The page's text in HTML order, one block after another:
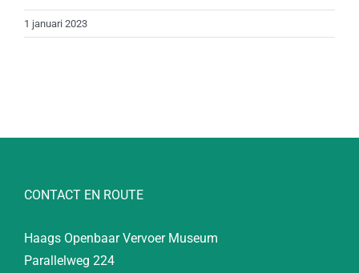
1 januari 2023
CONTACT EN ROUTE
Haags Openbaar Vervoer Museum
Parallelweg 224